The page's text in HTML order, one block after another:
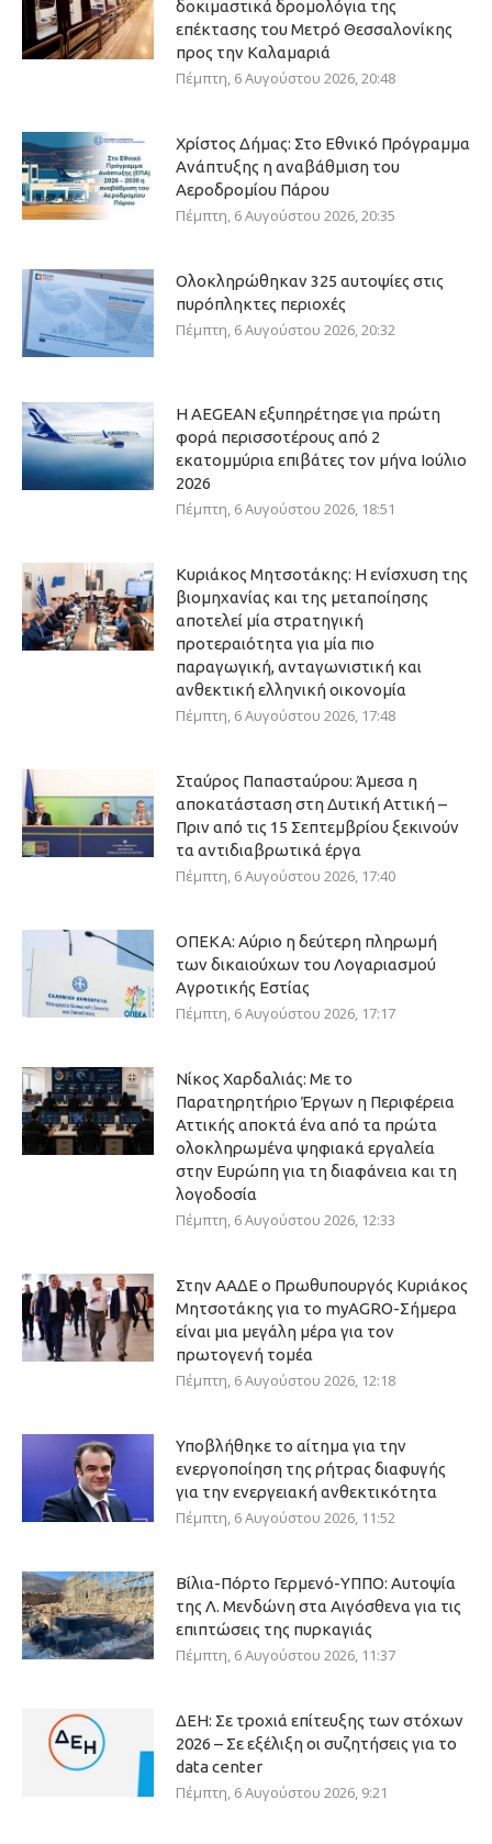
δοκιμαστικά δρομολόγια της
επέκτασης του Μετρό Θεσσαλονίκης
προς την Καλαμαριά
Πέμπτη, 6 Αυγούστου 2026, 20:48
Χρίστος Δήμας: Στο Εθνικό Πρόγραμμα
Ανάπτυξης η αναβάθμιση του
Αεροδρομίου Πάρου
Πέμπτη, 6 Αυγούστου 2026, 20:35
Ολοκληρώθηκαν 325 αυτοψίες στις
πυρόπληκτες περιοχές
Πέμπτη, 6 Αυγούστου 2026, 20:32
Η AEGEAN εξυπηρέτησε για πρώτη
φορά περισσοτέρους από 2
εκατομμύρια επιβάτες τον μήνα Ιούλιο
2026
Πέμπτη, 6 Αυγούστου 2026, 18:51
Κυριάκος Μητσοτάκης: Η ενίσχυση της
βιομηχανίας και της μεταποίησης
αποτελεί μία στρατηγική
προτεραιότητα για μία πιο
παραγωγική, ανταγωνιστική και
ανθεκτική ελληνική οικονομία
Πέμπτη, 6 Αυγούστου 2026, 17:48
Σταύρος Παπασταύρου: Άμεσα η
αποκατάσταση στη Δυτική Αττική –
Πριν από τις 15 Σεπτεμβρίου ξεκινούν
τα αντιδιαβρωτικά έργα
Πέμπτη, 6 Αυγούστου 2026, 17:40
ΟΠΕΚΑ: Αύριο η δεύτερη πληρωμή
των δικαιούχων του Λογαριασμού
Αγροτικής Εστίας
Πέμπτη, 6 Αυγούστου 2026, 17:17
Νίκος Χαρδαλιάς: Με το
Παρατηρητήριο Έργων η Περιφέρεια
Αττικής αποκτά ένα από τα πρώτα
ολοκληρωμένα ψηφιακά εργαλεία
στην Ευρώπη για τη διαφάνεια και τη
λογοδοσία
Πέμπτη, 6 Αυγούστου 2026, 12:33
Στην ΑΑΔΕ ο Πρωθυπουργός Κυριάκος
Μητσοτάκης για το myAGRO-Σήμερα
είναι μια μεγάλη μέρα για τον
πρωτογενή τομέα
Πέμπτη, 6 Αυγούστου 2026, 12:18
Υποβλήθηκε το αίτημα για την
ενεργοποίηση της ρήτρας διαφυγής
για την ενεργειακή ανθεκτικότητα
Πέμπτη, 6 Αυγούστου 2026, 11:52
Βίλια-Πόρτο Γερμενό-ΥΠΠΟ: Αυτοψία
της Λ. Μενδώνη στα Αιγόσθενα για τις
επιπτώσεις της πυρκαγιάς
Πέμπτη, 6 Αυγούστου 2026, 11:37
ΔΕΗ: Σε τροχιά επίτευξης των στόχων
2026 – Σε εξέλιξη οι συζητήσεις για το
data center
Πέμπτη, 6 Αυγούστου 2026, 9:21